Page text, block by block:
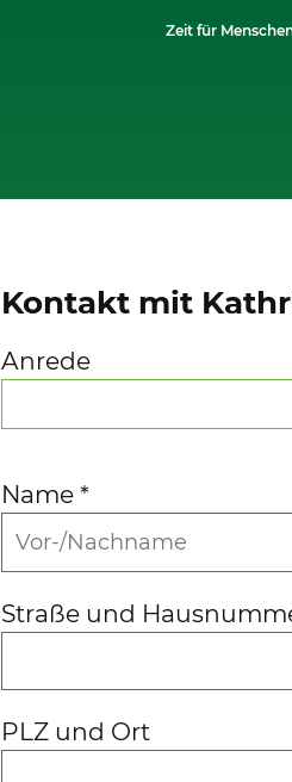
Zeit für
Kontakt mit
Anrede
Name*
Straße und
PLZ und Ort